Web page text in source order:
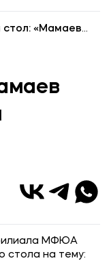
курган: проекты и строительство»
МФЮА
стола на тему: